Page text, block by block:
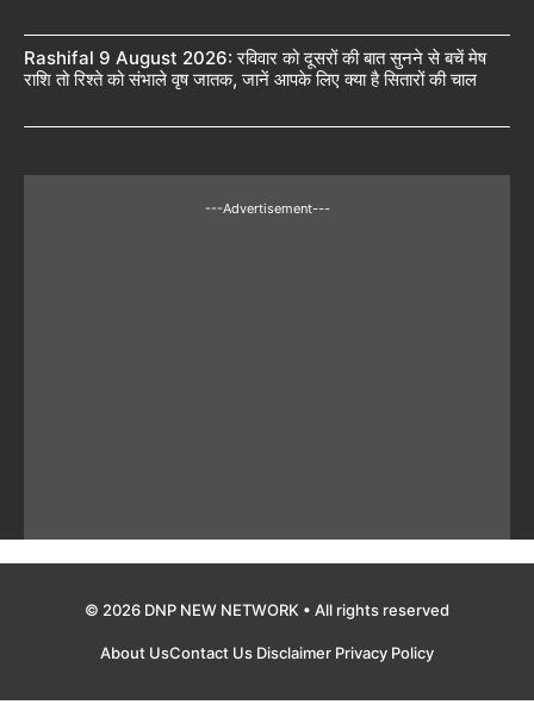
Rashifal 9 August 2026: रविवार को दूसरों की बात सुनने से बचें मेष
राशि तो रिश्ते को संभाले वृष जातक, जानें आपके लिए क्या है सितारों की चाल
---Advertisement---
© 2026 DNP NEW NETWORK • All rights reserved
About UsContact Us Disclaimer Privacy Policy